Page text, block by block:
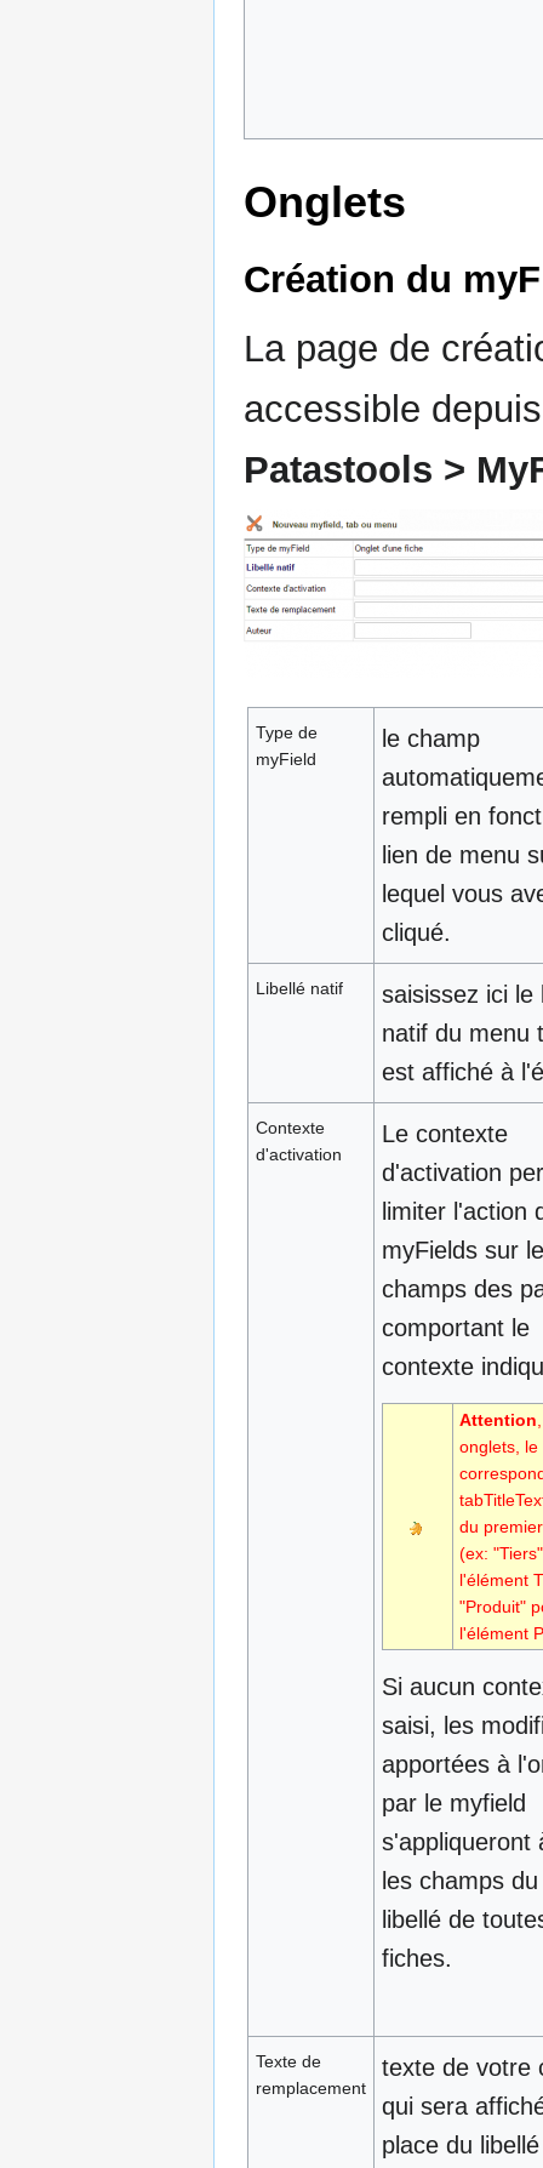
Onglets
Création du
La page de
accessible
Patastools >
Type de
myField
le champ
rempli en
lien de menu
lequel vous
cliqué.
Libellé natif
saisissez ici le
natif du menu
est affiché à
Contexte
d'activation
Le contexte
d'activation
limiter l'action
myFields sur
champs des
comportant le
contexte
Attention
onglets, le
du
(ex:
l'élément
"Produit"
l'élément
Si aucun
saisi, les
apportées à
par le myfield
s'appliqueront
les champs
libellé de
fiches.
Texte de
remplacement
texte de votre
qui sera
place du